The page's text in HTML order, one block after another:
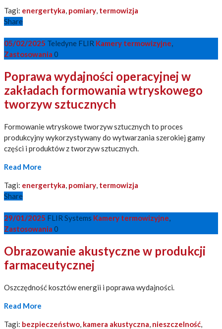
Tagi: energertyka, pomiary, termowizja
Share
05/02/2025 Teledyne FLIR Kamery termowizyjne,
Zastosowania 0
Poprawa wydajności operacyjnej w
zakładach formowania wtryskowego
tworzyw sztucznych
Formowanie wtryskowe tworzyw sztucznych to proces
produkcyjny wykorzystywany do wytwarzania szerokiej gamy
części i produktów z tworzyw sztucznych.
Read More
Tagi: energertyka, pomiary, termowizja
Share
29/01/2025 FLIR Systems Kamery termowizyjne,
Zastosowania 0
Obrazowanie akustyczne w produkcji
farmaceutycznej
Oszczędność kosztów energii i poprawa wydajności.
Read More
Tagi: bezpieczeństwo, kamera akustyczna, nieszczelność,